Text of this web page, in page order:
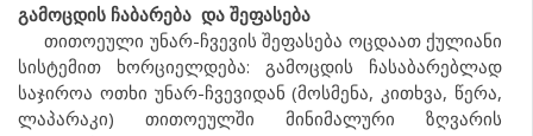
გამოცდის ჩაბარება და შეფასება
თითოეული უნარ-ჩვევის შეფასება ოცდაათ ქულიანი
სისტემით ხორციელდება: გამოცდის ჩასაბარებლად
საჯიროა ოთხი უნარ-ჩვევიდან (მოსმენა, კითხვა, წერა,
ლაპარაკი) თითოეულში მინიმალური ზღვარის